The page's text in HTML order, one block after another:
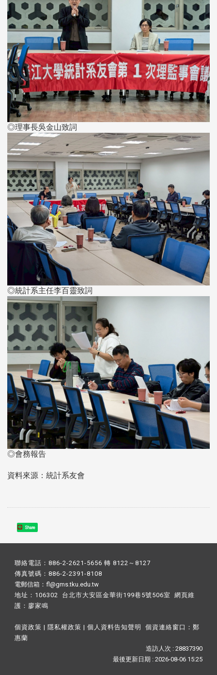
◎理事長吳金山致詞
◎統計系主任李百靈致詞
◎會務報告
資料來源：統計系友會
Share
聯絡電話：886-2-2621-5656 轉 8122～8127
傳真號碼：886-2-2391-8108
電郵信箱：fl@gms.tku.edu.tw
地址：106302 台北市大安區金華街199巷5號506室 網頁維
護： 廖家鳴​
個資政策 | 隱私權政策 | 個人資料告知聲明 個資連絡窗口： 鄭
惠蘭
造訪人次 : 28837390
最後更新日期 :2026-08-06 15:25